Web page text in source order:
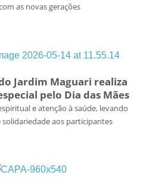
as novas gerações
Jardim Maguari realiza
pelo Dia das Mães
e atenção à saúde, levando
aos participantes